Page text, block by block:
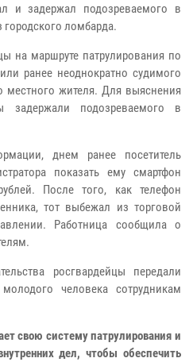
и задержал подозреваемого в
городского ломбарда.
на маршруте патрулирования по
ранее неоднократно судимого
местного жителя. Для выяснения
задержали подозреваемого в
днем ранее посетитель
показать ему смартфон
После того, как телефон
тот выбежал из торговой
Работница сообщила о
росгвардейцы передали
человека сотрудникам
свою систему патрулирования и
дел, чтобы обеспечить